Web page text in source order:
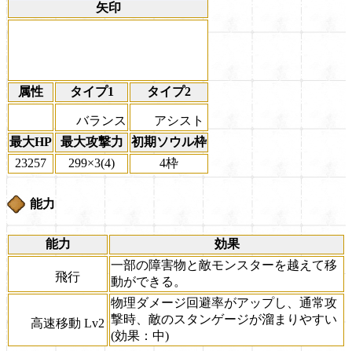
矢印
属性 タイプ1 タイプ2
バランス
アシスト
最大HP
最大攻撃力
初期ソウル枠
23257
299×3(4) 4枠
能力
能力 効果
飛行
一部の障害物と敵モンスターを越えて移
動ができる。
高速移動 Lv2
物理ダメージ回避率がアップし、通常攻
撃時、敵のスタンゲージが溜まりやすい
(効果：中)